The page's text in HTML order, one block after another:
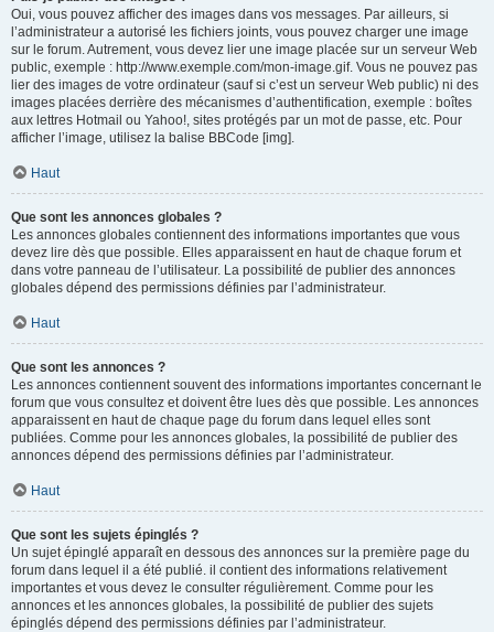
Oui, vous pouvez afficher des images dans vos messages. Par ailleurs, si
l’administrateur a autorisé les fichiers joints, vous pouvez charger une image
sur le forum. Autrement, vous devez lier une image placée sur un serveur Web
public, exemple : http://www.exemple.com/mon-image.gif. Vous ne pouvez pas
lier des images de votre ordinateur (sauf si c’est un serveur Web public) ni des
images placées derrière des mécanismes d’authentification, exemple : boîtes
aux lettres Hotmail ou Yahoo!, sites protégés par un mot de passe, etc. Pour
afficher l’image, utilisez la balise BBCode [img].
Haut
Que sont les annonces globales ?
Les annonces globales contiennent des informations importantes que vous
devez lire dès que possible. Elles apparaissent en haut de chaque forum et
dans votre panneau de l’utilisateur. La possibilité de publier des annonces
globales dépend des permissions définies par l’administrateur.
Haut
Que sont les annonces ?
Les annonces contiennent souvent des informations importantes concernant le
forum que vous consultez et doivent être lues dès que possible. Les annonces
apparaissent en haut de chaque page du forum dans lequel elles sont
publiées. Comme pour les annonces globales, la possibilité de publier des
annonces dépend des permissions définies par l’administrateur.
Haut
Que sont les sujets épinglés ?
Un sujet épinglé apparaît en dessous des annonces sur la première page du
forum dans lequel il a été publié. il contient des informations relativement
importantes et vous devez le consulter régulièrement. Comme pour les
annonces et les annonces globales, la possibilité de publier des sujets
épinglés dépend des permissions définies par l’administrateur.